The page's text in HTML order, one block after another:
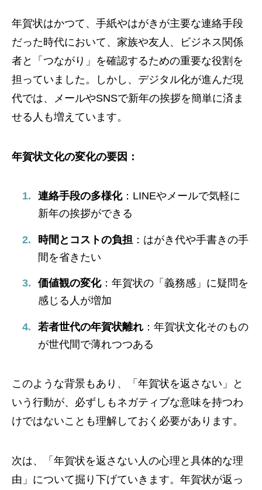
年賀状はかつて、手紙やはがきが主要な連絡手段
だった時代において、家族や友人、ビジネス関係
者と「つながり」を確認するための重要な役割を
担っていました。しかし、デジタル化が進んだ現
代では、メールやSNSで新年の挨拶を簡単に済ま
せる人も増えています。
年賀状文化の変化の要因：
連絡手段の多様化：LINEやメールで気軽に
新年の挨拶ができる
時間とコストの負担 ：はがき代や手書きの手
間を省きたい
価値観の変化：年賀状の「義務感」に疑問を
感じる人が増加
若者世代の年賀状離れ：年賀状文化そのもの
が世代間で薄れつつある
このような背景もあり、「年賀状を返さない」と
いう行動が、必ずしもネガティブな意味を持つわ
けではないことも理解しておく必要があります。
次は、「年賀状を返さない人の心理と具体的な理
由」について掘り下げていきます。年賀状が返っ